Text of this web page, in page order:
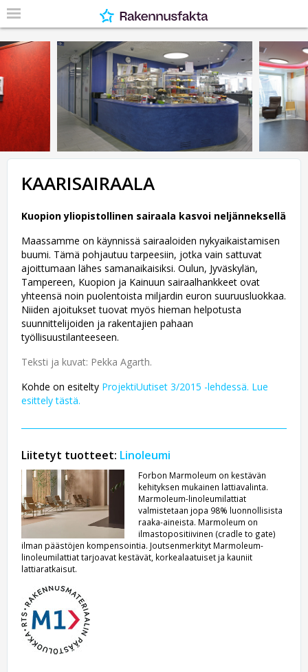
KAARISAIRAALA
Kuopion yliopistollinen sairaala kasvoi neljänneksellä
Maassamme on käynnissä sairaaloiden nykyaikaistamisen
buumi. Tämä pohjautuu tarpeesiin, jotka vain sattuvat
ajoittumaan lähes samanaikaisiksi. Oulun, Jyväskylän,
Tampereen, Kuopion ja Kainuun sairaalhankkeet ovat
yhteensä noin puolentoista miljardin euron suuruusluokkaa.
Niiden ajoitukset tuovat myös hieman helpotusta
suunnittelijoiden ja rakentajien pahaan
työllisuustilanteeseen.
Teksti ja kuvat: Pekka Agarth.
Kohde on esitelty ProjektiUutiset 3/2015 -lehdessä. Lue
esittely tästä.
Liitetyt tuotteet: Linoleumi
Forbon Marmoleum on kestävän
kehityksen mukainen lattiavalinta.
Marmoleum-linoleumilattiat
valmistetaan jopa 98% luonnollisista
raaka-aineista. Marmoleum on
ilmastopositiivinen (cradle to gate)
ilman päästöjen kompensointia. Joutsenmerkityt Marmoleum-
linoleumilattiat tarjoavat kestävät, korkealaatuiset ja kauniit
lattiaratkaisut.